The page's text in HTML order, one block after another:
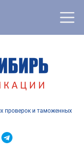
проверок и таможенных